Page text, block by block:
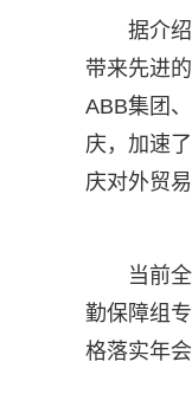
据介
带来先进
ABB集团
庆，加速
庆对外贸
当前
勤保障组
格落实年